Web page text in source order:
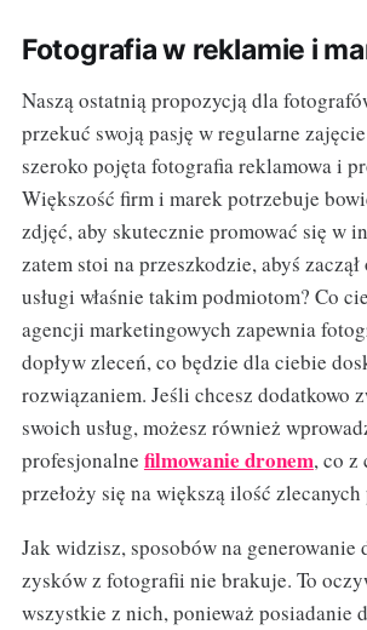
Fotografia w reklamie i
Naszą ostatnią propozycją dla
przekuć swoją pasję w regularne
szeroko pojęta fotografia reklamowa i
Większość firm i marek potrzebuje
zdjęć, aby skutecznie promować się w
zatem stoi na przeszkodzie, abyś
usługi właśnie takim podmiotom? Co
agencji marketingowych zapewnia
dopływ zleceń, co będzie dla ciebie
rozwiązaniem. Jeśli chcesz dodatkowo
swoich usług, możesz również
profesjonalne filmowanie dronem, co z
przełoży się na większą ilość
Jak widzisz, sposobów na generowanie
zysków z fotografii nie brakuje. To
wszystkie z nich, ponieważ posiadanie